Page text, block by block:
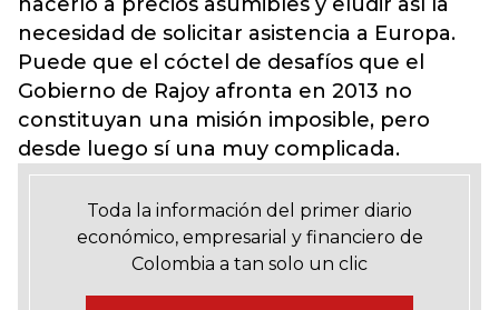
necesidad de solicitar asistencia a Europa.
Puede que el cóctel de desafíos que el
Gobierno de Rajoy afronta en 2013 no
constituyan una misión imposible, pero
desde luego sí una muy complicada.
Toda la información del primer diario
económico, empresarial y financiero de
Colombia a tan solo un clic